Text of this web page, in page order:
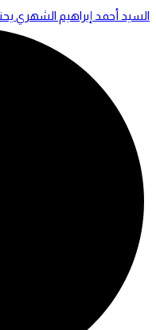
السيد أحمد إبراهيم الشهري